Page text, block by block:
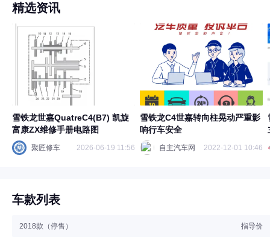
精选资讯
雪铁龙世嘉QuatreC4(B7) 凯旋
富康ZX维修手册电路图
聚匠修车 2026-06-19 11:56
雪铁龙C4世嘉转向柱晃动严重影
响行车安全
自主汽车网 2022-12-01 10:46
车款列表
2018款（停售） 指导价